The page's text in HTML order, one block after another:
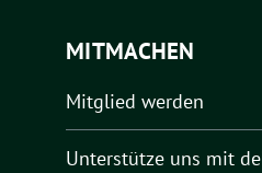
MITMACHEN
Mitglied werden
Unterstütze uns mit